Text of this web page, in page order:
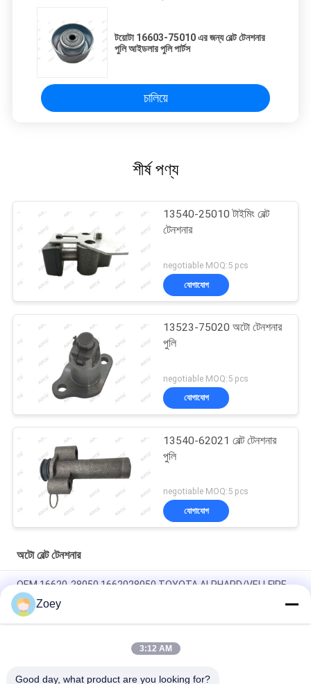
টয়োটা 16603-75010 এর জন্য বেল্ট টেনশনার
পুলি আইডলার পুলি পার্টস
চালিয়ে
শীর্ষ পণ্য
13540-25010 টাইমিং বেল্ট
টেনশনার
negotiable MOQ:5 pcs
যোগাযোগ
13523-75020 অটো টেনশনার
পুলি
negotiable MOQ:5 pcs
যোগাযোগ
13540-62021 বেল্ট টেনশনার
পুলি
negotiable MOQ:5 pcs
যোগাযোগ
অটো বেল্ট টেনশনার
OEM 16620-28050 1662028050 TOYOTA ALPHARD/VELLFIRE
এর জন্য বেল্ট টেনশনার।4
54.90 মিমি বাইরের ব্যাসার্ধ Mazdaspeed 6 Alternator with 7 Grooves
OEM 37322-04330 3732204330 KIA PICANTO III (TA) এর জন্য
Zoey
3:12 AM
Good day, what product are you looking for?